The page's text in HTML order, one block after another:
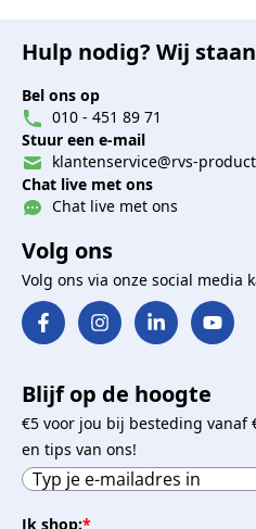
Hulp nodig? Wij
Bel ons op
010 - 451 89 71
Stuur een e-mail
klantenservice@rvs-
Chat live met ons
Chat live met ons
Volg ons
Volg ons via onze social media
Blijf op de hoogte
€5 voor jou bij besteding vanaf
en tips van ons!
Ik shop:*